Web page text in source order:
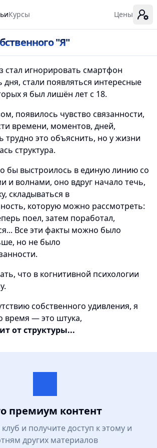
Курсы Цены
"Я"
стал игнорировать смартфон
стали появляться интересные
я был лишён лет с 18.
появилось чувство связанности,
времени, моментов, дней,
трудно это объяснить, но у жизни
структура.
бы выстроилось в единую линию со
и волнами, оно вдруг начало течь,
складываться в
которую можно рассмотреть:
поел, затем поработал,
Все эти факты можно было
но не было
что в когнитивной психологии
собственного удивления, я
время — это штука,
от структуры...
премиум контент
клуб и получите доступ к этому и
других материалов